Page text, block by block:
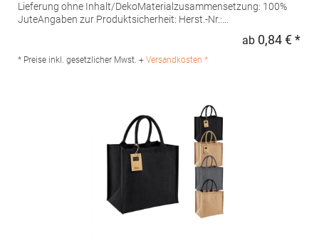
Lieferung ohne Inhalt/DekoMaterialzusammensetzung: 100%
JuteAngaben zur Produktsicherheit: Herst.-Nr.:
Posthoornstraat 17 3011WD Rotterdam Niederlande E-Mail:
marketing@beechfield.com
ab 0,84 € *
* Preise inkl. gesetzlicher Mwst. + Versandkosten *